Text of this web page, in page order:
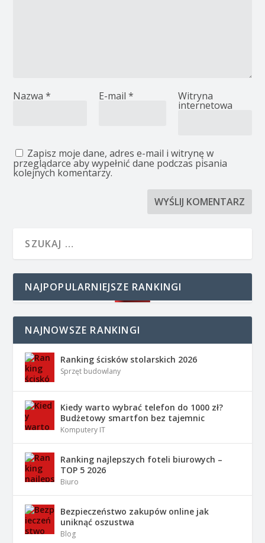
Nazwa* E-mail * Witryna
internetowa
Zapisz moje dane, adres e-mail i witrynę w
przeglądarce aby wypełnić dane podczas pisania
kolejnych komentarzy.
NAJPOPULARNIEJSZE RANKINGI
NAJNOWSZE RANKINGI
Ranking ścisków stolarskich 2026
Sprzęt budowlany
Kiedy warto wybrać telefon do 1000 zł?
Budżetowy smartfon bez tajemnic
Komputery IT
Ranking najlepszych foteli biurowych –
TOP 5 2026
Biuro
Bezpieczeństwo zakupów online jak
uniknąć oszustwa
Blog